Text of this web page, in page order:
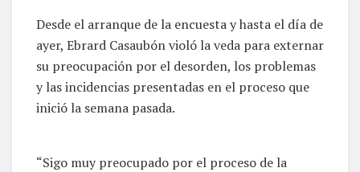
Desde el arranque de la encuesta y hasta el día de
ayer, Ebrard Casaubón violó la veda para externar
su preocupación por el desorden, los problemas
y las incidencias presentadas en el proceso que
inició la semana pasada.
“Sigo muy preocupado por el proceso de la